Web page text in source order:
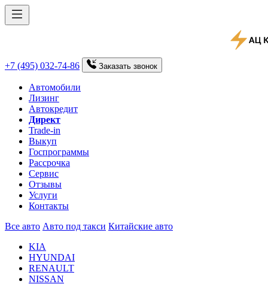
+7 (495) 032-74-86 Заказать звонок
Автомобили
Лизинг
Автокредит
Директ
Trade-in
Выкуп
Госпрограммы
Рассрочка
Сервис
Отзывы
Услуги
Контакты
Все авто Авто под такси Китайские авто
KIA
HYUNDAI
RENAULT
NISSAN